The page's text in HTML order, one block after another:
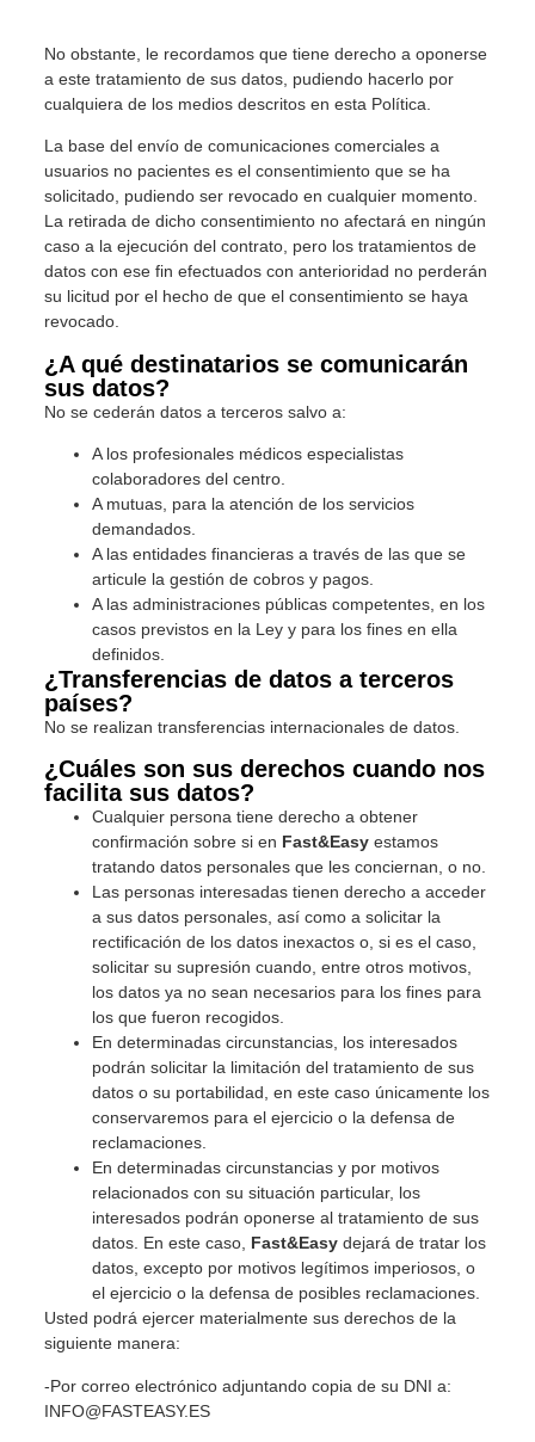
No obstante, le recordamos que tiene derecho a oponerse
a este tratamiento de sus datos, pudiendo hacerlo por
cualquiera de los medios descritos en esta Política.
La base del envío de comunicaciones comerciales a
usuarios no pacientes es el consentimiento que se ha
solicitado, pudiendo ser revocado en cualquier momento.
La retirada de dicho consentimiento no afectará en ningún
caso a la ejecución del contrato, pero los tratamientos de
datos con ese fin efectuados con anterioridad no perderán
su licitud por el hecho de que el consentimiento se haya
revocado.
¿A qué destinatarios se comunicarán
sus datos?
No se cederán datos a terceros salvo a:
A los profesionales médicos especialistas
colaboradores del centro.
A mutuas, para la atención de los servicios
demandados.
A las entidades financieras a través de las que se
articule la gestión de cobros y pagos.
A las administraciones públicas competentes, en los
casos previstos en la Ley y para los fines en ella
definidos.
¿Transferencias de datos a terceros
países?
No se realizan transferencias internacionales de datos.
¿Cuáles son sus derechos cuando nos
facilita sus datos?
Cualquier persona tiene derecho a obtener
confirmación sobre si en Fast&Easyestamos
tratando datos personales que les conciernan, o no.
Las personas interesadas tienen derecho a acceder
a sus datos personales, así como a solicitar la
rectificación de los datos inexactos o, si es el caso,
solicitar su supresión cuando, entre otros motivos,
los datos ya no sean necesarios para los fines para
los que fueron recogidos.
En determinadas circunstancias, los interesados
podrán solicitar la limitación del tratamiento de sus
datos o su portabilidad, en este caso únicamente los
conservaremos para el ejercicio o la defensa de
reclamaciones.
En determinadas circunstancias y por motivos
relacionados con su situación particular, los
interesados podrán oponerse al tratamiento de sus
datos. En este caso, Fast&Easydejará de tratar los
datos, excepto por motivos legítimos imperiosos, o
el ejercicio o la defensa de posibles reclamaciones.
Usted podrá ejercer materialmente sus derechos de la
siguiente manera:
-Por correo electrónico adjuntando copia de su DNI a:
INFO@FASTEASY.ES